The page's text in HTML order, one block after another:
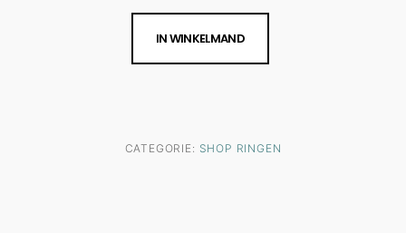
IN WINKELMAND
CATEGORIE: SHOP RINGEN